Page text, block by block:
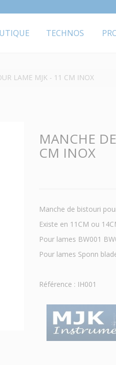
TECHNOS
LAME MJK - 11 CM INOX
MANCHE
CM INOX
Manche de bistouri
Existe en 11CM ou
Pour lames BW001
Pour lames Sponn
Référence : IH001